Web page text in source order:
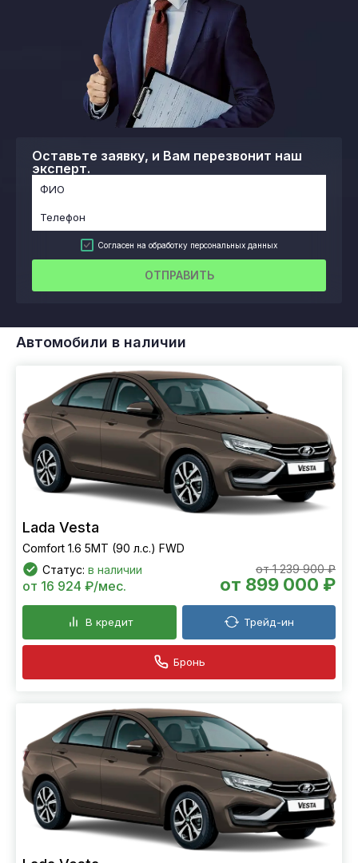
Оставьте заявку, и Вам перезвонит наш
эксперт.
Согласен на обработку персональных данных
ОТПРАВИТЬ
Автомобили в наличии
Lada Vesta
Comfort 1.6 5MT (90 л.с.) FWD
Статус: в наличии от 1 239 900 ₽
от 899 000 ₽
от 16 924 ₽/мес.
В кредит Трейд-ин
Бронь